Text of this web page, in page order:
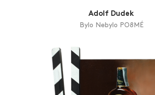
Adolf Dudek
Bylo Nebylo PO8MÉ